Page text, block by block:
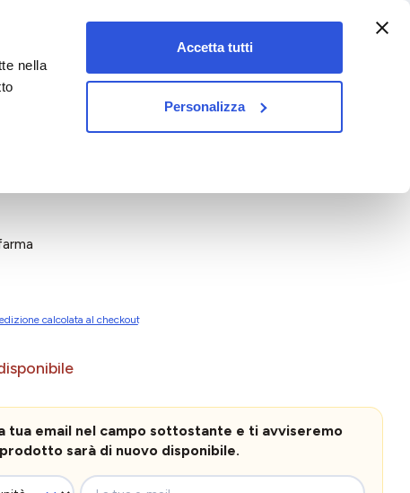
nella
Accetta tutti
Personalizza
vet&pet
calcolata al checkout
tua email nel campo sottostante e ti avviseremo
sarà di nuovo disponibile.
La tua e-mail